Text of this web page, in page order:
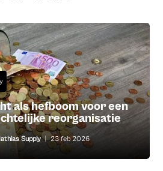
als hefboom voor een
reorganisatie
Supply | 23 feb 2026